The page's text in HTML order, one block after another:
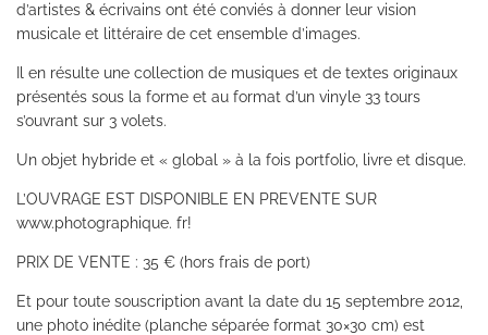
d’artistes & écrivains ont été conviés à donner leur vision
musicale et littéraire de cet ensemble d’images.
Il en résulte une collection de musiques et de textes originaux
présentés sous la forme et au format d’un vinyle 33 tours
s’ouvrant sur 3 volets.
Un objet hybride et « global » à la fois portfolio, livre et disque.
L’OUVRAGE EST DISPONIBLE EN PREVENTE SUR
www.photographique. fr!
PRIX DE VENTE : 35 € (hors frais de port)
Et pour toute souscription avant la date du 15 septembre 2012,
une photo inédite (planche séparée format 30×30 cm) est